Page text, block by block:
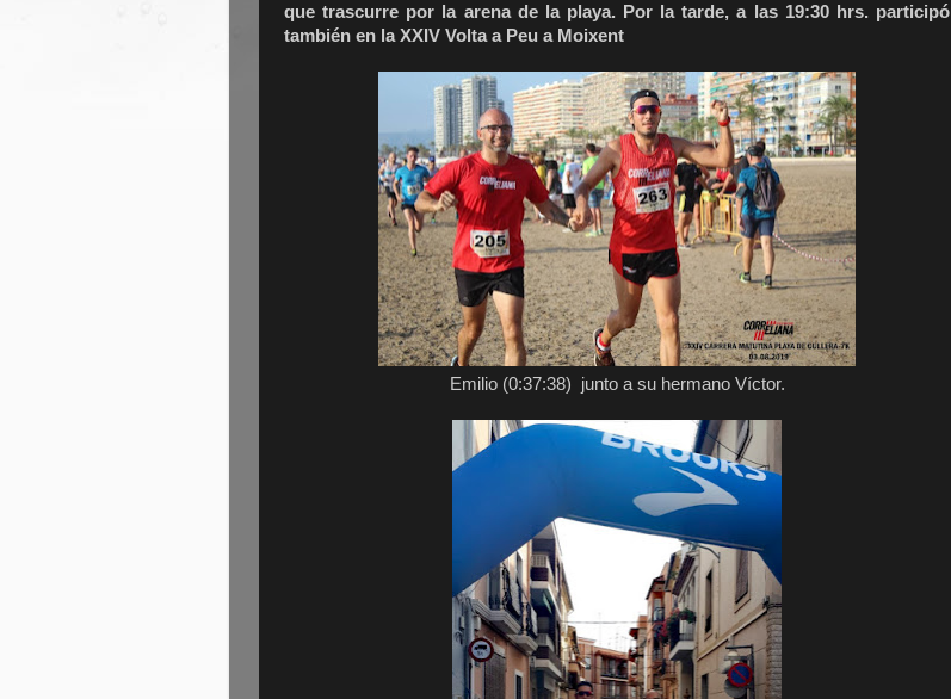
que trascurre por la arena de la playa. Por la tarde, a las 19:30 hrs. participó
también en la XXIV Volta a Peu a Moixent
Emilio (0:37:38) junto a su hermano Víctor.